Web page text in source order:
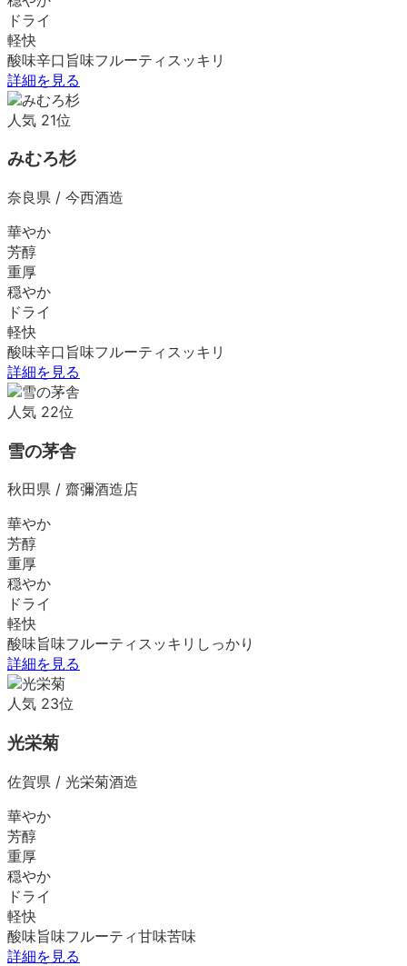
ドライ
軽快
酸味辛口 旨味フルーティ スッキリ
詳細を見る
人気 21位
みむろ杉
奈良県 / 今西酒造
華やか
芳醇
重厚
穏やか
ドライ
軽快
酸味辛口 旨味フルーティ スッキリ
詳細を見る
人気 22位
雪の茅舎
秋田県 / 齋彌酒造店
華やか
芳醇
重厚
穏やか
ドライ
軽快
酸味旨味フルーティ スッキリ しっかり
詳細を見る
人気 23位
光栄菊
佐賀県 / 光栄菊酒造
華やか
芳醇
重厚
穏やか
ドライ
軽快
酸味旨味フルーティ甘味苦味
詳細を見る